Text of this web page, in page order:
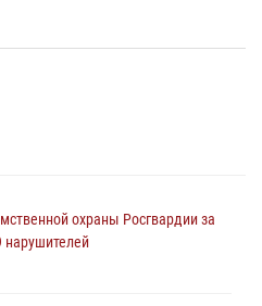
охраны Росгвардии за